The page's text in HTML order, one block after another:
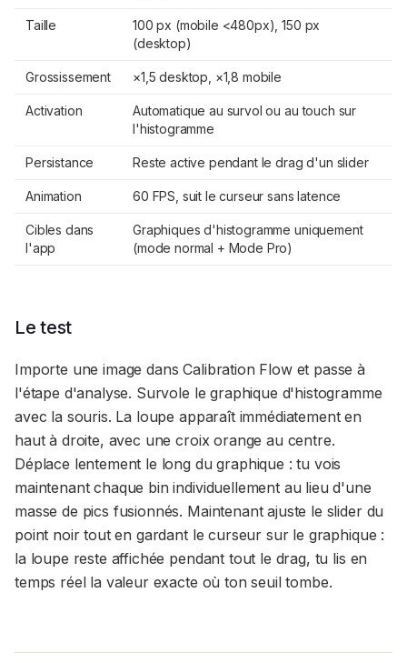
Taille
100 px (mobile <480px), 150 px
(desktop)
Grossissement ×1,5 desktop, ×1,8 mobile
Activation
Automatique au survol ou au touch sur
l'histogramme
Persistance Reste active pendant le drag d'un slider
Animation 60 FPS, suit le curseur sans latence
Cibles dans
l'app
Graphiques d'histogramme uniquement
(mode normal + Mode Pro)
Le test
Importe une image dans Calibration Flow et passe à
l'étape d'analyse. Survole le graphique d'histogramme
avec la souris. La loupe apparaît immédiatement en
haut à droite, avec une croix orange au centre.
Déplace lentement le long du graphique : tu vois
maintenant chaque bin individuellement au lieu d'une
masse de pics fusionnés. Maintenant ajuste le slider du
point noir tout en gardant le curseur sur le graphique :
la loupe reste affichée pendant tout le drag, tu lis en
temps réel la valeur exacte où ton seuil tombe.